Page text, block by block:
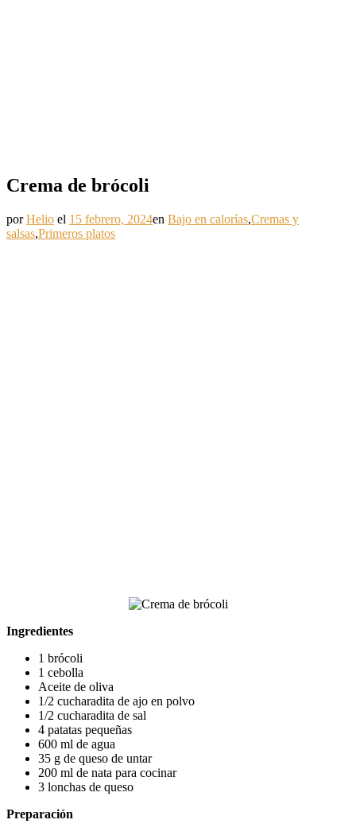
Crema de brócoli
porHelio el 15 febrero, 2024en Bajo en calorías,Cremas y
salsas,Primeros platos
Ingredientes
1 brócoli
1 cebolla
Aceite de oliva
1/2 cucharadita de ajo en polvo
1/2 cucharadita de sal
4 patatas pequeñas
600 ml de agua
35 g de queso de untar
200 ml de nata para cocinar
3 lonchas de queso
Preparación